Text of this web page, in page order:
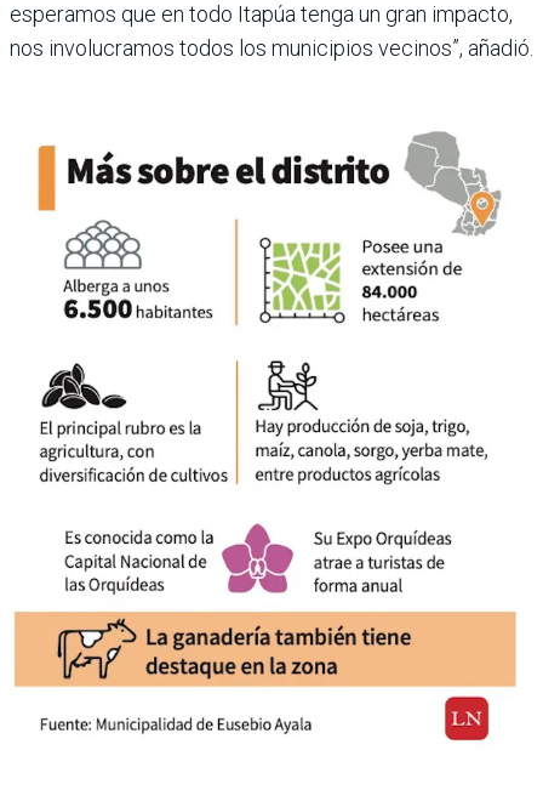
esperamos que en todo Itapúa tenga un gran impacto,
nos involucramos todos los municipios vecinos”, añadió.